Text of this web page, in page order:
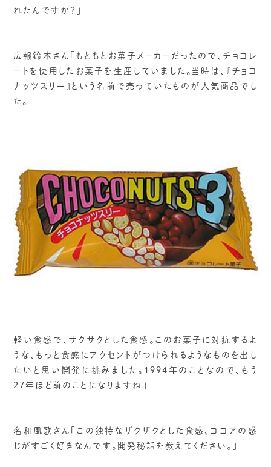
れたんですか？」
広報鈴木さん「もともとお菓子メーカーだったので、チョコレ
ートを使用したお菓子を生産していました。当時は、『チョコ
ナッツスリー』という名前で売っていたものが人気商品でし
た。
軽い食感で、サクサクとした食感。このお菓子に対抗するよ
うな、もっと食感にアクセントがつけられるようなものを出し
たいと思い開発に挑みました。1994年のことなので、もう
27年ほど前のことになりますね」
名和風歌さん「この独特なザクザクとした食感、ココアの感
じがすごく好きなんです。開発秘話を教えてください。」